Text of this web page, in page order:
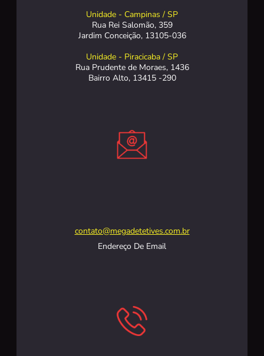
Unidade - Campinas / SP
Rua Rei Salomão, 359
Jardim Conceição, 13105-036
Unidade - Piracicaba / SP
Rua Prudente de Moraes, 1436
Bairro Alto, 13415 -290
contato@megadetetives.com.br
Endereço De Email